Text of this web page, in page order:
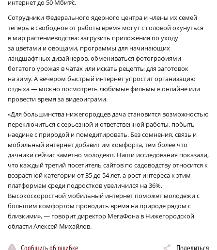
интернет до 50 Мбит⁄с.
Сотрудники Федерального ядерного центра и члены их семей
теперь в свободное от работы время могут с головой окунуться
в мир растениеводства: загрузить приложения по уходу
за цветами и овощами, программы для начинающих
ландшафтных дизайнеров, обмениваться фотографиями
богатого урожая в чатах или искать рецепты для заготовок
на зиму. А вечером быстрый интернет упростит организацию
отдыха — можно посмотреть любимые фильмы в онлайне или
провести время за видеоиграми.
«Для большинства нижегородцев дача становится возможностью
переключиться с серьезной и ответственной работы, побыть
наедине с природой и помедитировать. Без сомнения, связь и
мобильный интернет добавит им комфорта, тем более что
дачники сейчас заметно молодеют. Наши исследования показали,
что каждый третий посетитель сайтов по садоводству относится к
возрастной категории от 35 до 54 лет, а рост интереса к этим
платформам среди подростков увеличился на 36%.
Высокоскоростной мобильный интернет поможет молодежи с
большим комфортом проводить время на природе рядом с
близкими», — говорит директор МегаФона в Нижегородской
области Алексей Михайлов.
Сообщить об ошибке